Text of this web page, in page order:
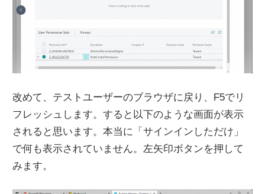
改めて、テストユーザーのブラウザに戻り、F5でリ
フレッシュします。すると以下のような画面が表示
されると思います。本当に「サインインしただけ」
で何も表示されていません。左矢印ボタンを押して
みます。